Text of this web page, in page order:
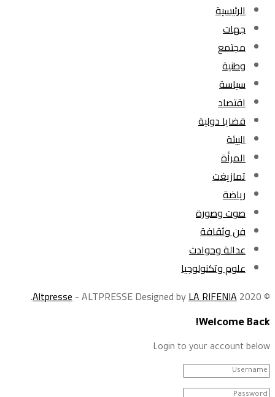
الرئيسية
جهات
مجتمع
وطنية
سياسة
اقتصاد
قضايا دولية
البيئة
المرأة
تمازيغت
رياضة
صوت وصورة
فن وثقافة
عدالة وحوادث
علوم وتكنولوجيا
© 2020
Altpresse- ALTPRESSE Designed byLA RIFENIA
.
Welcome Back!
Login to your account below